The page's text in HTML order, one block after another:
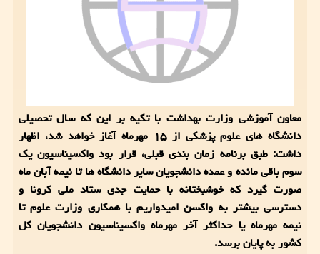
معاون آموزشی وزارت بهداشت با تکیه بر این که سال تحصیلی
دانشگاه های علوم پزشکی از ۱۵ مهرماه آغاز خواهد شد، اظهار
داشت: طبق برنامه زمان بندی قبلی، قرار بود واکسیناسیون یک
سوم باقی مانده و عمده دانشجویان سایر دانشگاه ها تا نیمه آبان ماه
صورت گیرد که خوشبختانه با حمایت جدی ستاد ملی کرونا و
دسترسی بیشتر به واکسن امیدواریم با همکاری وزارت علوم تا
نیمه مهرماه یا حداکثر آخر مهرماه واکسیناسیون دانشجویان کل
کشور به پایان برسد.